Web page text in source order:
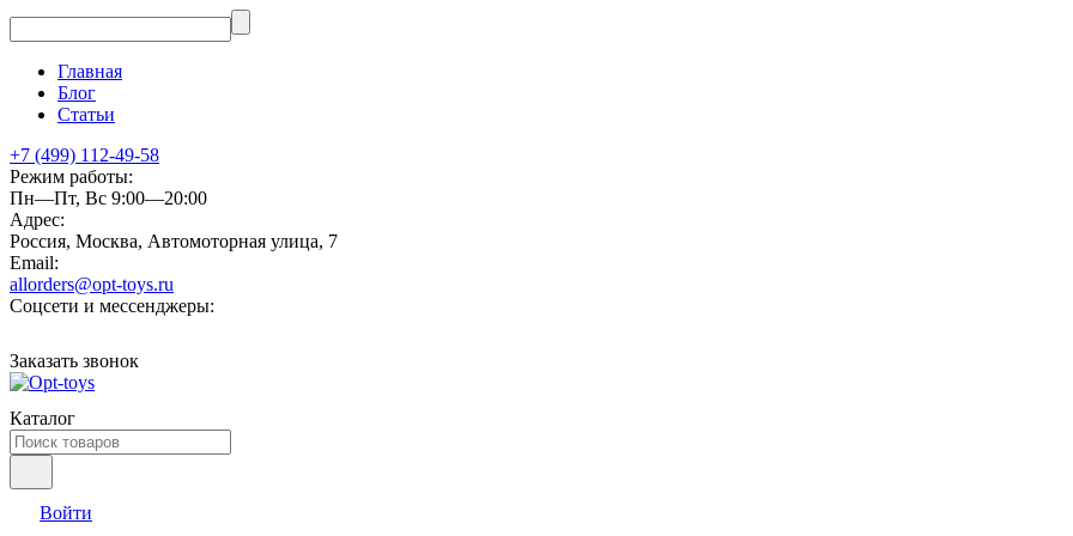
Главная
Блог
Статьи
+7 (499) 112-49-58
Режим работы:
Пн—Пт, Вс 9:00—20:00
Адрес:
Россия, Москва, Автомоторная улица, 7
Email:
allorders@opt-toys.ru
Соцсети и мессенджеры:
Заказать звонок
Каталог
Войти